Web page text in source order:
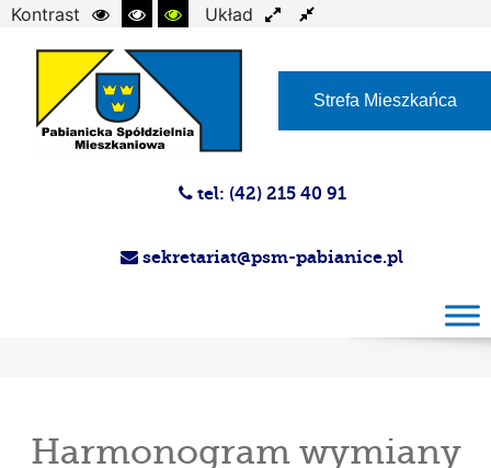
Kontrast
Układ
Strefa Mieszkańca
tel: (42) 215 40 91
sekretariat@psm-pabianice.pl
wodomierzy – III termin Administracja nr 5
Harmonogram wymiany